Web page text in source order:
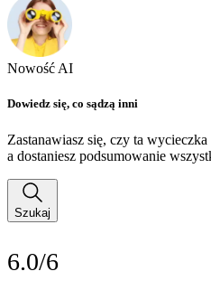
Nowość AI
Dowiedz się, co sądzą inni
Zastanawiasz się, czy ta
a dostaniesz podsumowanie
Szukaj
6.0/6